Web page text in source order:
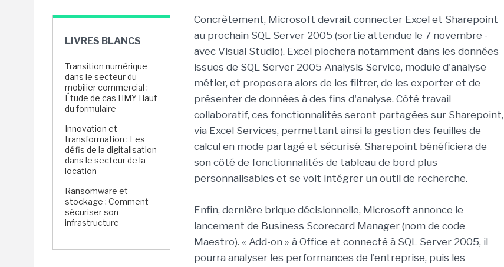
LIVRES BLANCS
Transition numérique
dans le secteur du
mobilier commercial :
Étude de cas HMY Haut
du formulaire
Innovation et
transformation : Les
défis de la digitalisation
dans le secteur de la
location
Ransomware et
stockage : Comment
sécuriser son
infrastructure
Concrètement, Microsoft devrait connecter Excel et Sharepoint
au prochain SQL Server 2005 (sortie attendue le 7 novembre -
avec Visual Studio). Excel piochera notamment dans les données
issues de SQL Server 2005 Analysis Service, module d'analyse
métier, et proposera alors de les filtrer, de les exporter et de
présenter de données à des fins d'analyse. Côté travail
collaboratif, ces fonctionnalités seront partagées sur Sharepoint,
via Excel Services, permettant ainsi la gestion des feuilles de
calcul en mode partagé et sécurisé. Sharepoint bénéficiera de
son côté de fonctionnalités de tableau de bord plus
personnalisables et se voit intégrer un outil de recherche.
Enfin, dernière brique décisionnelle, Microsoft annonce le
lancement de Business Scorecard Manager (nom de code
Maestro). « Add-on » à Office et connecté à SQL Server 2005, il
pourra analyser les performances de l'entreprise, puis les